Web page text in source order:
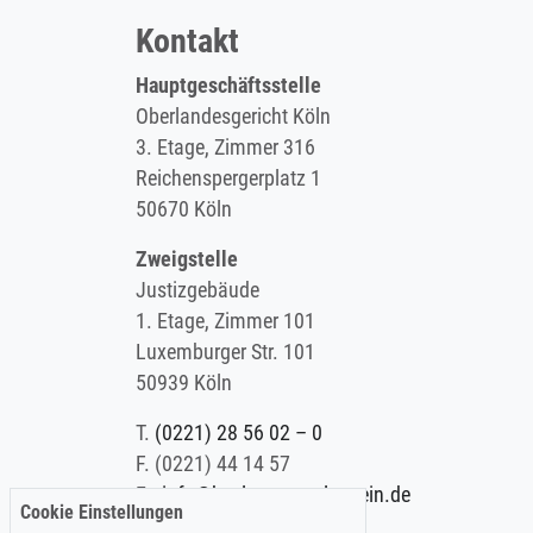
Kontakt
Hauptgeschäftsstelle
Oberlandesgericht Köln
3. Etage, Zimmer 316
Reichenspergerplatz 1
50670 Köln
Zweigstelle
Justizgebäude
1. Etage, Zimmer 101
Luxemburger Str. 101
50939 Köln
T. (0221) 28 56 02 – 0
F. (0221) 44 14 57
E.info@koelner-anwaltverein.de
Cookie Einstellungen